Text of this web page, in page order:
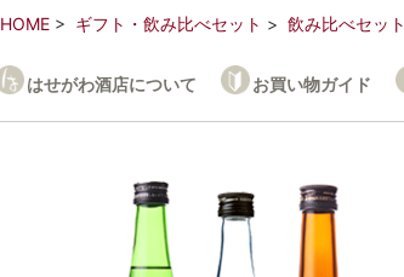
HOME ギフト・飲み比べセット 飲み比べセット
はせがわ酒店について お買い物ガイド